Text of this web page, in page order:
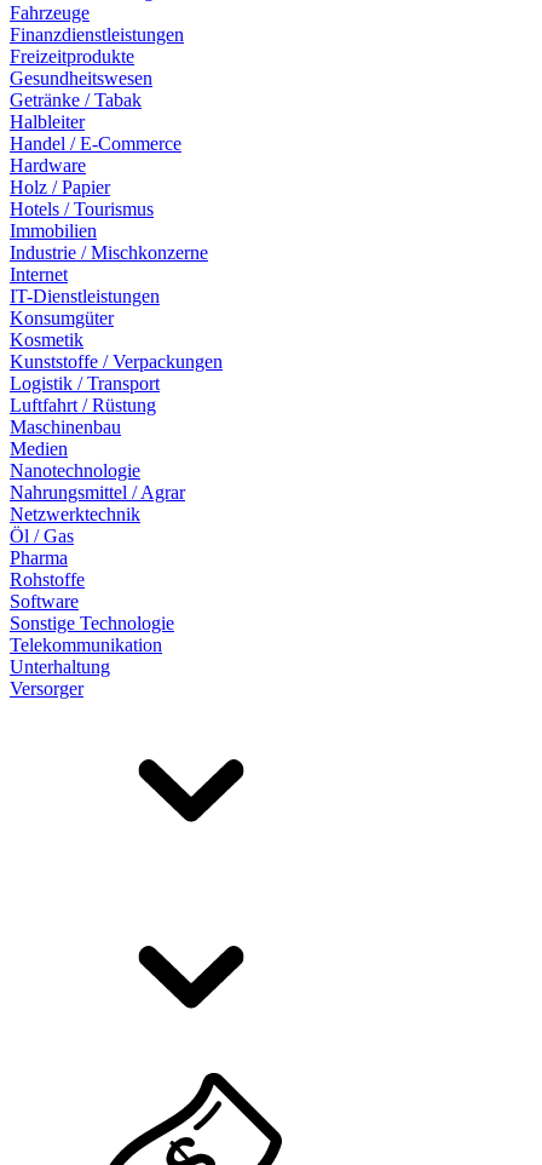
Fahrzeuge
Finanzdienstleistungen
Freizeitprodukte
Gesundheitswesen
Getränke / Tabak
Halbleiter
Handel / E-Commerce
Hardware
Holz / Papier
Hotels / Tourismus
Immobilien
Industrie / Mischkonzerne
Internet
IT-Dienstleistungen
Konsumgüter
Kosmetik
Kunststoffe / Verpackungen
Logistik / Transport
Luftfahrt / Rüstung
Maschinenbau
Medien
Nanotechnologie
Nahrungsmittel / Agrar
Netzwerktechnik
Öl / Gas
Pharma
Rohstoffe
Software
Sonstige Technologie
Telekommunikation
Unterhaltung
Versorger